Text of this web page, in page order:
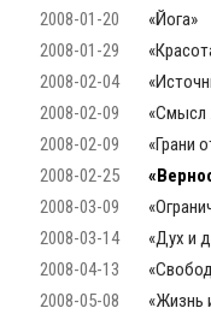
2008-01-20
«Йога»
2008-01-29
2008-02-04
2008-02-09
«Смысл
2008-02-09
«Грани
2008-02-25
2008-03-09
2008-03-14
«Дух и
2008-04-13
2008-05-08
«Жизнь